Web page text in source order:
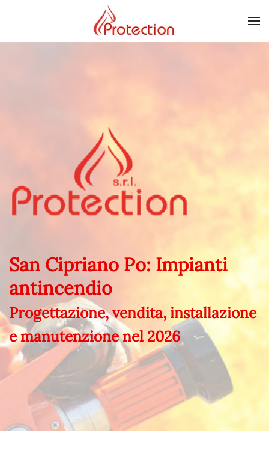
Skip to main content
San Cipriano Po: Impianti
antincendio
Progettazione, vendita, installazione
e manutenzione nel 2026